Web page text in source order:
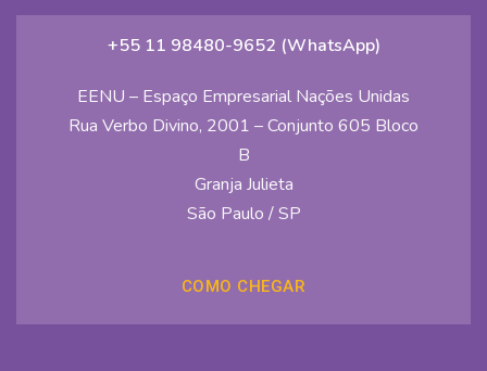
+55 11 98480-9652 (WhatsApp)
EENU – Espaço Empresarial Nações Unidas
Rua Verbo Divino, 2001 – Conjunto 605 Bloco
B
Granja Julieta
São Paulo / SP
COMO CHEGAR